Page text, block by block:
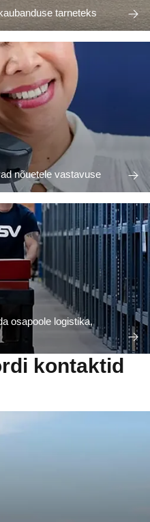
tarneteks
nõuetele vastavuse
osapoole logistika,
kontaktid